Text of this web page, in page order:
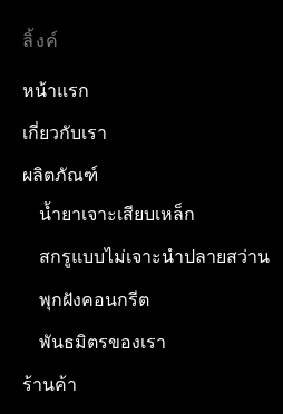
ลิ้งค์
หน้าแรก
เกี่ยวกับเรา
ผลิตภัณฑ์
น้ำยาเจาะเสียบเหล็ก
สกรูแบบไม่เจาะนำปลายสว่าน
พุกฝังคอนกรีต
พันธมิตรของเรา
ร้านค้า